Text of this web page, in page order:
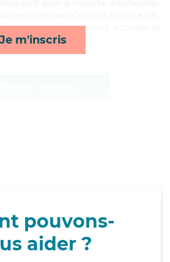
Je m'inscris
compagnie/loisirs, activités et
de nuit*
pouvons-
aider ?